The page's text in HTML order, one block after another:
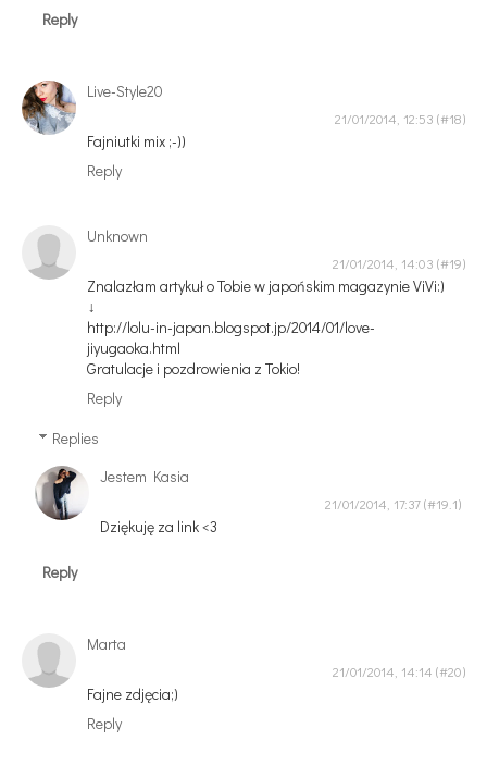
Reply
Live-Style20
21/01/2014, 12:53
Fajniutki mix ;-))
Reply
Unknown
21/01/2014, 14:03
Znalazłam artykuł o Tobie w japońskim magazynie ViVi:)
↓
http://lolu-in-japan.blogspot.jp/2014/01/love-
jiyugaoka.html
Gratulacje i pozdrowienia z Tokio!
Reply
Replies
Jestem Kasia
21/01/2014, 17:37
Dziękuję za link <3
Reply
Marta
21/01/2014, 14:14
Fajne zdjęcia;)
Reply